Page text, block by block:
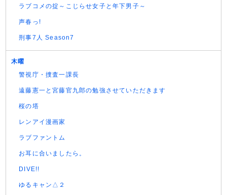
ラブコメの掟～こじらせ女子と年下男子～
声春っ!
刑事7人 Season7
木曜
警視庁・捜査一課長
遠藤憲一と宮藤官九郎の勉強させていただきます
桜の塔
レンアイ漫画家
ラブファントム
お耳に合いましたら。
DIVE!!
ゆるキャン△２